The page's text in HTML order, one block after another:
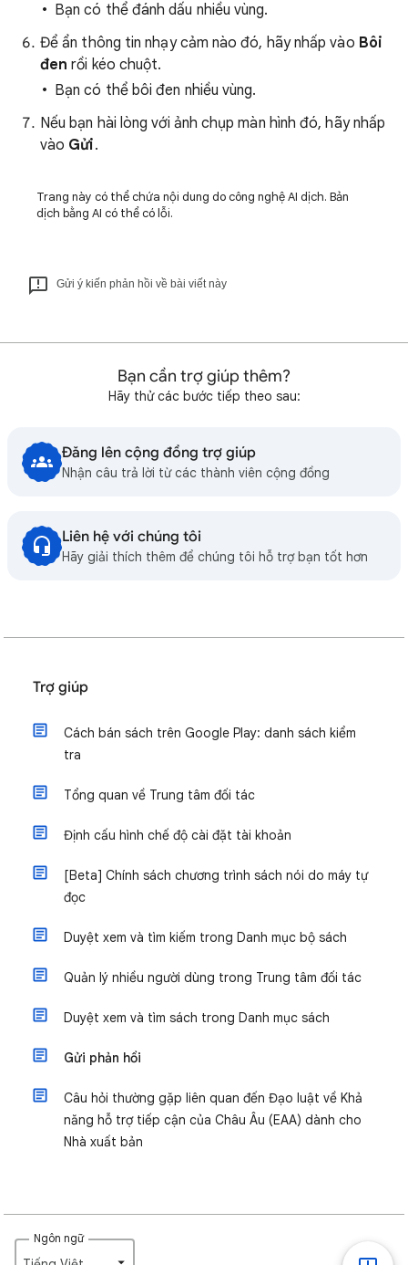
Bạn có thể đánh dấu nhiều vùng.
Để ẩn thông tin nhạy cảm nào đó, hãy nhấp vào Bôi
đen rồi kéo chuột.
Bạn có thể bôi đen nhiều vùng.
Nếu bạn hài lòng với ảnh chụp màn hình đó, hãy nhấp
vào Gửi.
Trang này có thể chứa nội dung do công nghệ AI dịch. Bản
dịch bằng AI có thể có lỗi.
Gửi ý kiến phản hồi về bài viết này
Bạn cần trợ giúp thêm?
Hãy thử các bước tiếp theo sau:
Đăng lên cộng đồng trợ giúp
Nhận câu trả lời từ các thành viên cộng đồng
Liên hệ với chúng tôi
Hãy giải thích thêm để chúng tôi hỗ trợ bạn tốt hơn
Trợ giúp
Cách bán sách trên Google Play: danh sách kiểm
tra
Tổng quan về Trung tâm đối tác
Định cấu hình chế độ cài đặt tài khoản
[Beta] Chính sách chương trình sách nói do máy tự
đọc
Duyệt xem và tìm kiếm trong Danh mục bộ sách
Quản lý nhiều người dùng trong Trung tâm đối tác
Duyệt xem và tìm sách trong Danh mục sách
Gửi phản hồi
Câu hỏi thường gặp liên quan đến Đạo luật về Khả
năng hỗ trợ tiếp cận của Châu Âu (EAA) dành cho
Nhà xuất bản
Ngôn ngữ